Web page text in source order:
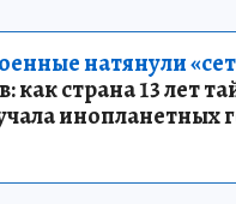
натянули
как страна 13 лет
инопланетных